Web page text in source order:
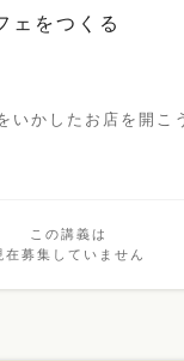
ェをつくる
いかしたお店を開こ
この講義は
在募集していません